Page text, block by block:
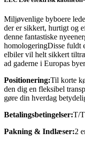
Miljøvenlige byboere
der er sikkert, hurtigt og
denne fantastiske nye
homologeringDisse fuldt
elbiler vil helt sikkert
ad gaderne i Europas
Positionering:Til korte
den dig en fleksibel
gøre din hverdag
Betalingsbetingelser:T/T
Pakning & Indlæser:2